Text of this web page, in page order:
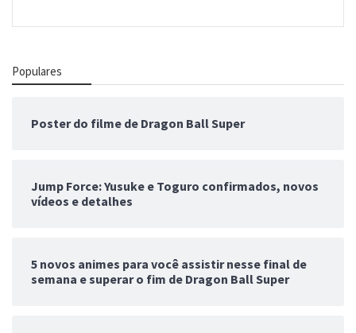
Populares
Poster do filme de Dragon Ball Super
Jump Force: Yusuke e Toguro confirmados, novos
vídeos e detalhes
5 novos animes para você assistir nesse final de
semana e superar o fim de Dragon Ball Super